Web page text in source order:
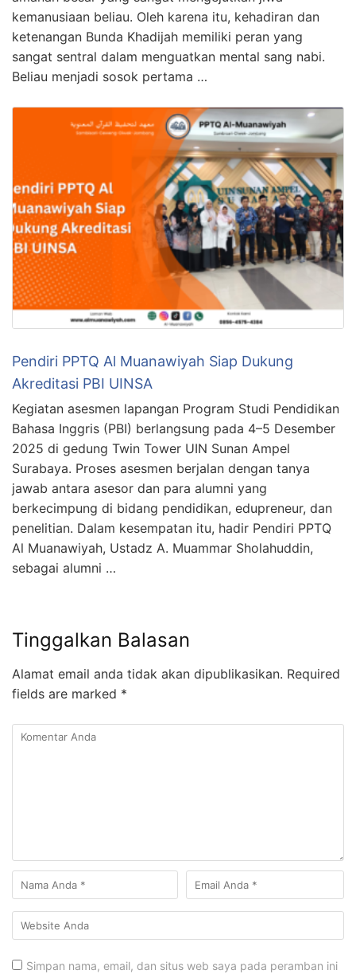
kemanusiaan beliau. Oleh karena itu, kehadiran dan
ketenangan Bunda Khadijah memiliki peran yang
sangat sentral dalam menguatkan mental sang nabi.
Beliau menjadi sosok pertama …
Pendiri PPTQ Al Muanawiyah Siap Dukung
Akreditasi PBI UINSA
Kegiatan asesmen lapangan Program Studi Pendidikan
Bahasa Inggris (PBI) berlangsung pada 4–5 Desember
2025 di gedung Twin Tower UIN Sunan Ampel
Surabaya. Proses asesmen berjalan dengan tanya
jawab antara asesor dan para alumni yang
berkecimpung di bidang pendidikan, edupreneur, dan
penelitian. Dalam kesempatan itu, hadir Pendiri PPTQ
Al Muanawiyah, Ustadz A. Muammar Sholahuddin,
sebagai alumni …
Tinggalkan Balasan
Alamat email anda tidak akan dipublikasikan. Required
fields are marked *
Simpan nama, email, dan situs web saya pada peramban ini